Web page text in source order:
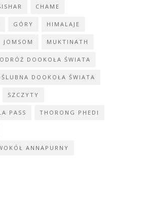
CHAME
GÓRY HIMALAJE
JOMSOM MUKTINATH
DOOKOŁA ŚWIATA
DOOKOŁA ŚWIATA
SZCZYTY
PASS THORONG PHEDI
ANNAPURNY